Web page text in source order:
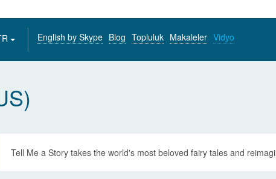
English by Skype Blog Topluluk Makaleler Vidyo
Tell Me a Story takes the world's most beloved fairy tales and